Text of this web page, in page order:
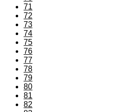
71
72
73
74
75
76
77
78
79
80
81
82